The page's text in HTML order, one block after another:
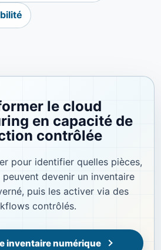
le cloud
en capacité de
contrôlée
pour identifier quelles pièces,
devenir un inventaire
puis les activer via des
contrôlés.
inventaire numérique